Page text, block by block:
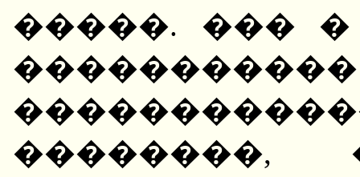
�����. ���
��������,